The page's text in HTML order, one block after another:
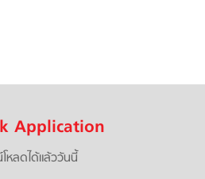
Application
หลดได้แล้ววันนี้